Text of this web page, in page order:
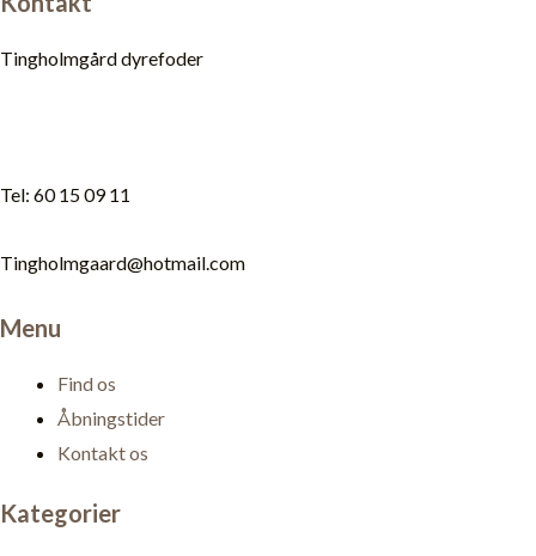
Tingholmgård dyrefoder
Tel: 60 15 09 11
Tingholmgaard@hotmail.com
Menu
Find os
Åbningstider
Kontakt os
Kategorier